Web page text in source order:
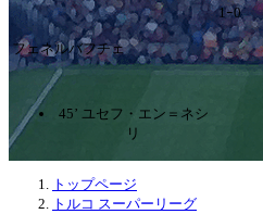
1ｰ0
フェネルバフチェ
45’ ユセフ・エン＝ネシ
リ
トップページ
トルコ スーパーリーグ